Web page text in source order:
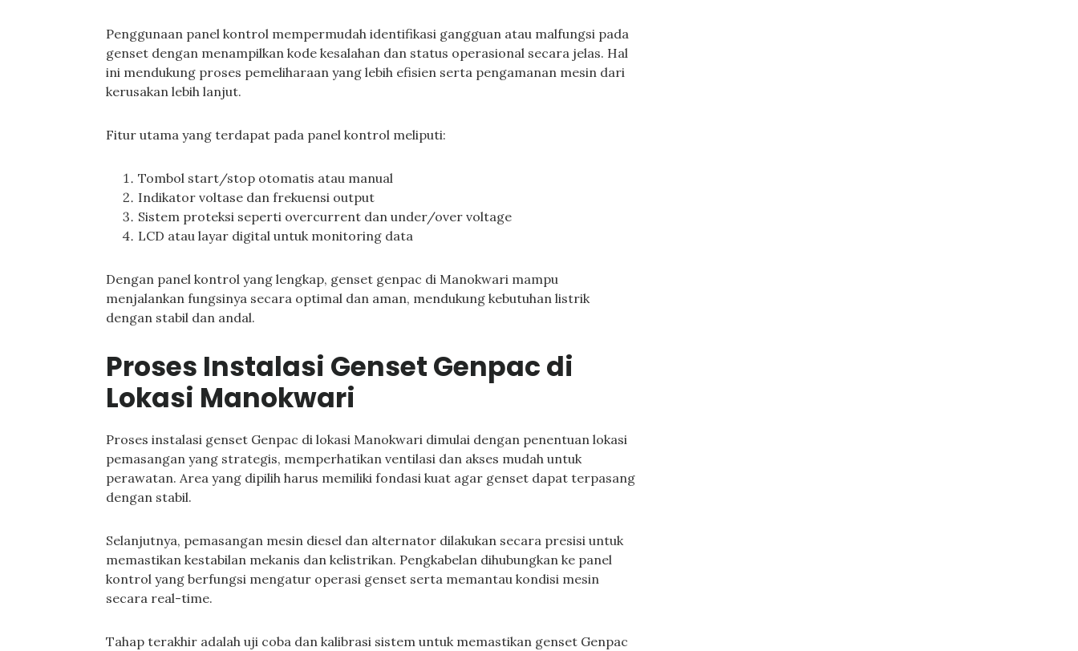
Penggunaan panel kontrol mempermudah identifikasi gangguan atau malfungsi pada
genset dengan menampilkan kode kesalahan dan status operasional secara jelas. Hal
ini mendukung proses pemeliharaan yang lebih efisien serta pengamanan mesin dari
kerusakan lebih lanjut.
Fitur utama yang terdapat pada panel kontrol meliputi:
Tombol start/stop otomatis atau manual
Indikator voltase dan frekuensi output
Sistem proteksi seperti overcurrent dan under/over voltage
LCD atau layar digital untuk monitoring data
Dengan panel kontrol yang lengkap, genset genpac di Manokwari mampu
menjalankan fungsinya secara optimal dan aman, mendukung kebutuhan listrik
dengan stabil dan andal.
Proses Instalasi Genset Genpac di
Lokasi Manokwari
Proses instalasi genset Genpac di lokasi Manokwari dimulai dengan penentuan lokasi
pemasangan yang strategis, memperhatikan ventilasi dan akses mudah untuk
perawatan. Area yang dipilih harus memiliki fondasi kuat agar genset dapat terpasang
dengan stabil.
Selanjutnya, pemasangan mesin diesel dan alternator dilakukan secara presisi untuk
memastikan kestabilan mekanis dan kelistrikan. Pengkabelan dihubungkan ke panel
kontrol yang berfungsi mengatur operasi genset serta memantau kondisi mesin
secara real-time.
Tahap terakhir adalah uji coba dan kalibrasi sistem untuk memastikan genset Genpac